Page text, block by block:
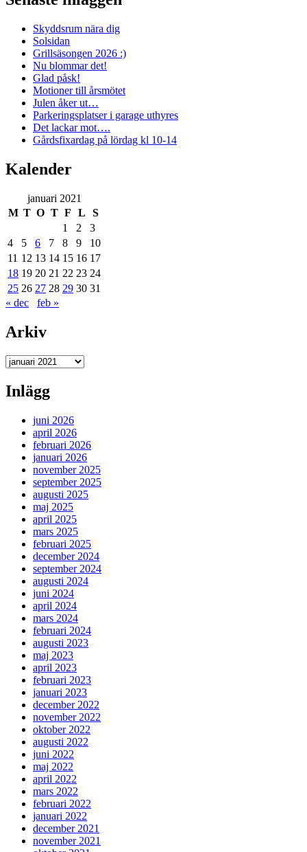
Skyddsrum nära dig
Solsidan
Grillsäsongen 2026 :)
Nu blommar det!
Glad påsk!
Motioner till årsmötet
Julen åker ut…
Parkeringsplatser i garage uthyres
Det lackar mot….
Gårdsfixardag på lördag kl 10-14
Kalender
januari 2021
M T O T F L
S
1
2
3
4
5 6 7 8 9
10
11 12 13 14 15 16 17
18 19 20 21 22 23 24
25 26 27 28 29 30 31
« dec
feb »
Arkiv
Arkiv
Inlägg
juni 2026
april 2026
februari 2026
januari 2026
november 2025
september 2025
augusti 2025
maj 2025
april 2025
mars 2025
februari 2025
december 2024
september 2024
augusti 2024
juni 2024
april 2024
mars 2024
februari 2024
augusti 2023
maj 2023
april 2023
februari 2023
januari 2023
december 2022
november 2022
oktober 2022
augusti 2022
juni 2022
maj 2022
april 2022
mars 2022
februari 2022
januari 2022
december 2021
november 2021